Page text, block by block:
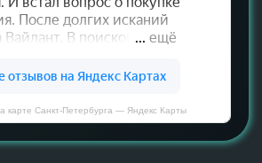
карте Санкт‑Петербурга — Яндекс Карты